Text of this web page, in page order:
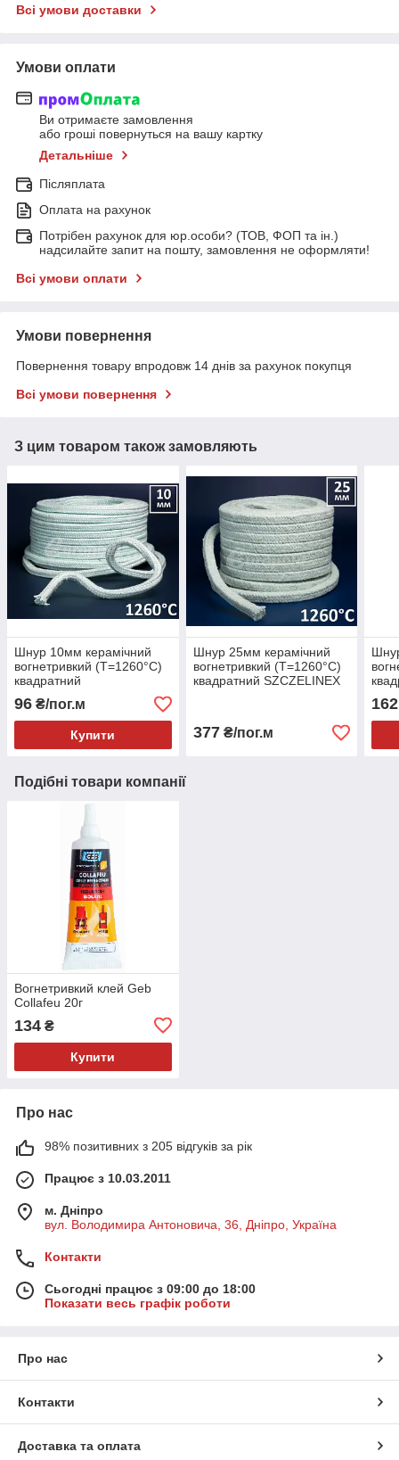
Всі умови доставки
Умови оплати
Ви отримаєте замовлення
або гроші повернуться на вашу картку
Детальніше
Післяплата
Оплата на рахунок
Потрібен рахунок для юр.особи? (ТОВ, ФОП та ін.)
надсилайте запит на пошту, замовлення не оформляти!
Всі умови оплати
Умови повернення
Повернення товару впродовж 14 днів за рахунок покупця
Всі умови повернення
З цим товаром також замовляють
Шнур 10мм керамічний
вогнетривкий (Т=1260°С)
квадратний
96 ₴/пог.м
Купити
Шнур 25мм керамічний
вогнетривкий (Т=1260°С)
квадратний SZCZELINEX
377₴/пог.м
162
Подібні товари компанії
Вогнетривкий клей Geb
Collafeu 20г
134 ₴
Купити
Про нас
98% позитивних з 205 відгуків за рік
Працює з 10.03.2011
м. Дніпро
вул. Володимира Антоновича, 36, Дніпро, Україна
Контакти
Сьогодні працює з 09:00 до 18:00
Показати весь графік роботи
Про нас
Контакти
Доставка та оплата